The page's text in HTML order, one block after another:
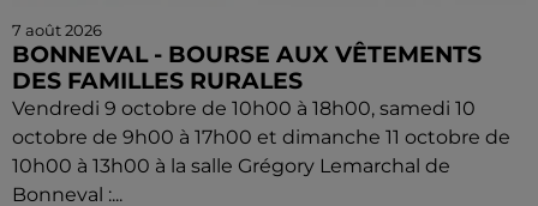
7 août 2026
BONNEVAL - BOURSE AUX VÊTEMENTS
DES FAMILLES RURALES
Vendredi 9 octobre de 10h00 à 18h00, samedi 10
octobre de 9h00 à 17h00 et dimanche 11 octobre de
10h00 à 13h00 à la salle Grégory Lemarchal de
Bonneval :...